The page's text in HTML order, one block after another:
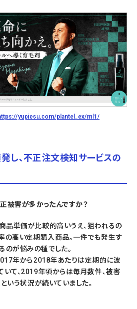
yupiesu.com/plantel_ex/ml1/
し、不正注文検知サービスの
被害が多かったんですか？
商品単価が比較的高いうえ、狙われるの
の高い定期購入商品。一件でも発生す
のが悩みの種でした。
年から2018年あたりは定期的に波
いて、2019年頃からは毎月数件、被害
う状況が続いていました。